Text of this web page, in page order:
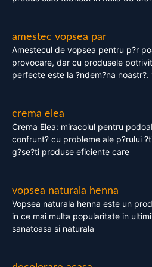
amestec vopsea par
Amestecul de vopsea pentru p?r
provocare, dar cu produsele
perfecte este la ?ndem?na
crema elea
Crema Elea: miracolul pentru
confrunt? cu probleme ale p?rului
g?se?ti produse eficiente care
vopsea naturala henna
Vopsea naturala henna este un
in ce mai multa popularitate in
sanatoasa si naturala